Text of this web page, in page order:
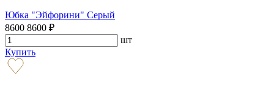
Юбка "Эйфорини" Серый
8600 8600 ₽
шт
Купить